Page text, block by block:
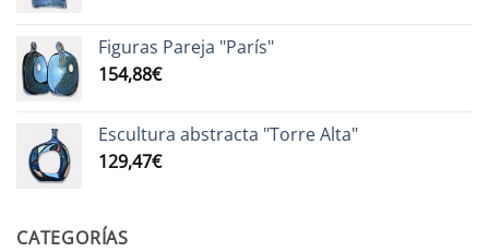
Figuras Pareja "París"
154,88€
Escultura abstracta "Torre Alta"
129,47€
CATEGORÍAS